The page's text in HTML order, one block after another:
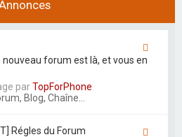
nouveau forum est là, et vous en
parTopForPhone
Blog, Chaîne...
Régles du Forum